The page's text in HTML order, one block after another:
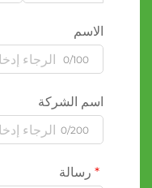
الاسم
0/100
اسم الشركة
0/200
رسالة